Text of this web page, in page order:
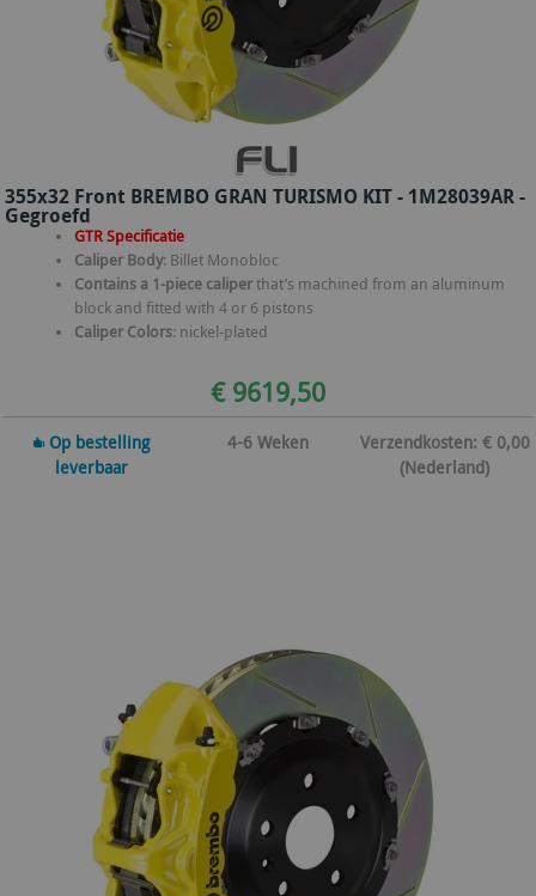
355x32 Front BREMBO GRAN TURISMO KIT - 1M28039AR -
Gegroefd
GTR Specificatie
Caliper Body: Billet Monobloc
Contains a 1-piece caliperthat’s machined from an aluminum
block and fitted with 4 or 6 pistons
Caliper Colors: nickel-plated
€ 9619,50
Op bestelling
leverbaar
4-6 Weken
Verzendkosten: € 0,00
(Nederland)